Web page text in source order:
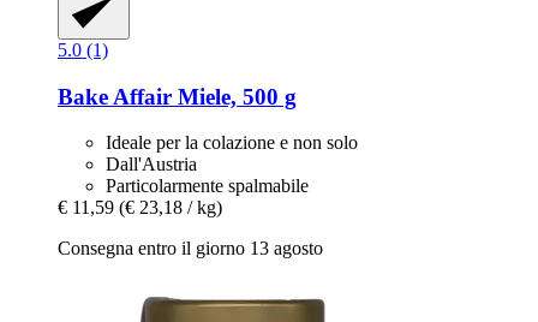
5.0 (1)
Bake Affair Miele, 500 g
Ideale per la colazione e non solo
Dall'Austria
Particolarmente spalmabile
€ 11,59 (€ 23,18 / kg)
Consegna entro il giorno 13 agosto